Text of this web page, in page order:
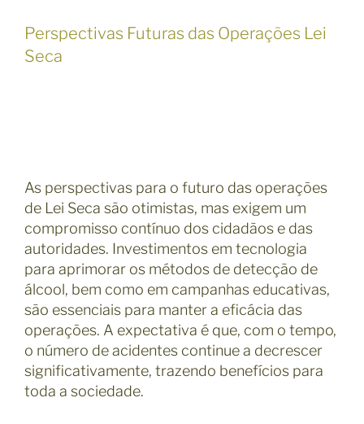
Perspectivas Futuras das Operações Lei
Seca
As perspectivas para o futuro das operações
de Lei Seca são otimistas, mas exigem um
compromisso contínuo dos cidadãos e das
autoridades. Investimentos em tecnologia
para aprimorar os métodos de detecção de
álcool, bem como em campanhas educativas,
são essenciais para manter a eficácia das
operações. A expectativa é que, com o tempo,
o número de acidentes continue a decrescer
significativamente, trazendo benefícios para
toda a sociedade.